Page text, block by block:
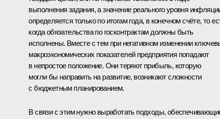
выполнения задания, а значение реального уровня
определяется только по итогам года, в конечном счёте, то
когда обязательства по госконтрактам должны быть
исполнены. Вместе с тем при негативном изменении
макроэкономических показателей предприятия попадают
в непростое положение. Они теряют прибыль, которую
могли бы направить на развитие, возникают сложности
с бюджетным планированием.
В связи с этим нужно выработать подходы,